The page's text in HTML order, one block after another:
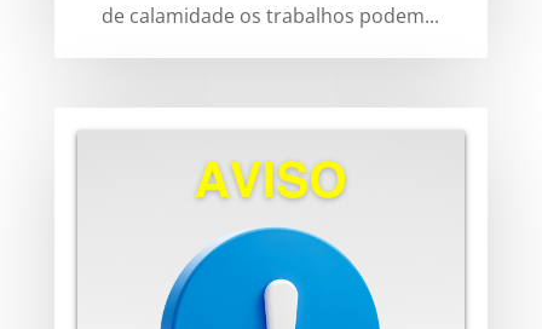
de calamidade os trabalhos podem...